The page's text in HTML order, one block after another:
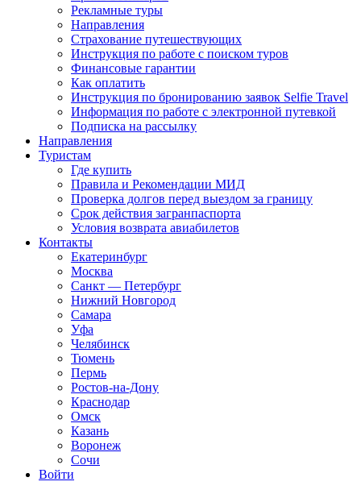
Рекламные туры
Направления
Страхование путешествующих
Инструкция по работе с поиском туров
Финансовые гарантии
Как оплатить
Инструкция по бронированию заявок Selfie Travel
Информация по работе с электронной путевкой
Подписка на рассылку
Направления
Туристам
Где купить
Правила и Рекомендации МИД
Проверка долгов перед выездом за границу
Срок действия загранпаспорта
Условия возврата авиабилетов
Контакты
Екатеринбург
Москва
Санкт — Петербург
Нижний Новгород
Самара
Уфа
Челябинск
Тюмень
Пермь
Ростов-на-Дону
Краснодар
Омск
Казань
Воронеж
Сочи
Войти